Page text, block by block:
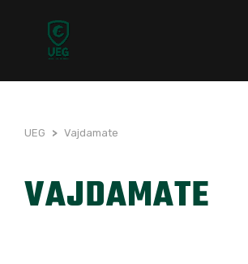
UEG > Vajdamate
VAJDAMATE